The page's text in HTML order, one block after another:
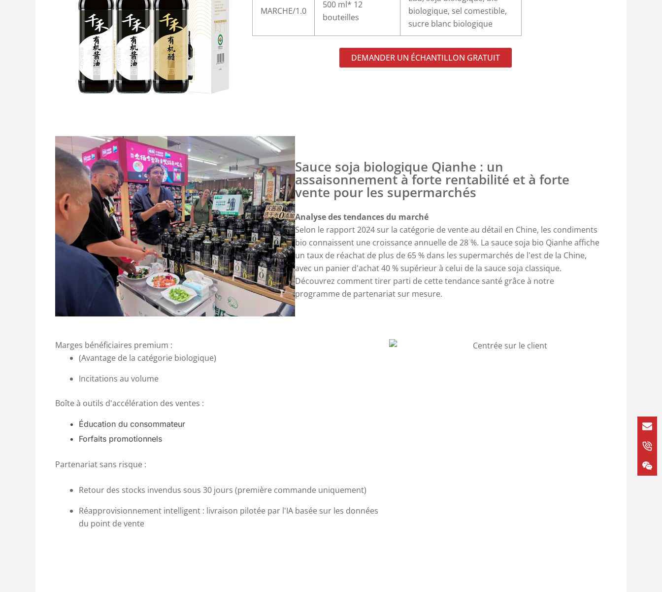
MARCHE/1.0
500 ml* 12
bouteilles
biologique, sel comestible,
sucre blanc biologique
DEMANDER UN ÉCHANTILLON GRATUIT
Sauce soja biologique Qianhe : un
assaisonnement à forte rentabilité et à forte
vente pour les supermarchés
Analyse des tendances du marché
Selon le rapport 2024 sur la catégorie de vente au détail en Chine, les condiments
bio connaissent une croissance annuelle de 28 %. La sauce soja bio Qianhe affiche
un taux de réachat de plus de 65 % dans les supermarchés de l'est de la Chine,
avec un panier d'achat 40 % supérieur à celui de la sauce soja classique.
Découvrez comment tirer parti de cette tendance santé grâce à notre
programme de partenariat sur mesure.
Marges bénéficiaires premium :
(Avantage de la catégorie biologique)
Incitations au volume
Boîte à outils d'accélération des ventes :
Éducation du consommateur
Forfaits promotionnels
Partenariat sans risque :
Retour des stocks invendus sous 30 jours (première commande uniquement)
Réapprovisionnement intelligent : livraison pilotée par l'IA basée sur les données
du point de vente